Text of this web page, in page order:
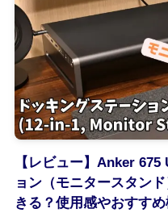
【レビュー】Anker
ョン（モニタースタン
きる？使用感やおすすめ